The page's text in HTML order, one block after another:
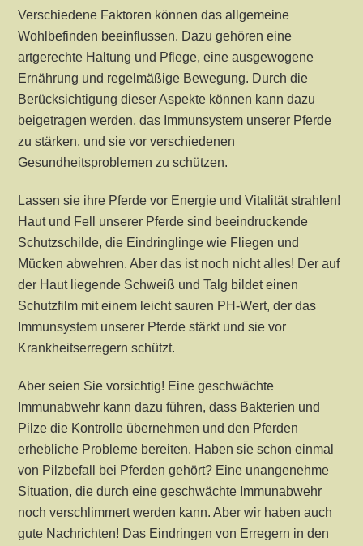
Verschiedene Faktoren können das allgemeine
Wohlbefinden beeinflussen. Dazu gehören eine
artgerechte Haltung und Pflege, eine ausgewogene
Ernährung und regelmäßige Bewegung. Durch die
Berücksichtigung dieser Aspekte können kann dazu
beigetragen werden, das Immunsystem unserer Pferde
zu stärken, und sie vor verschiedenen
Gesundheitsproblemen zu schützen.
Lassen sie ihre Pferde vor Energie und Vitalität strahlen!
Haut und Fell unserer Pferde sind beeindruckende
Schutzschilde, die Eindringlinge wie Fliegen und
Mücken abwehren. Aber das ist noch nicht alles! Der auf
der Haut liegende Schweiß und Talg bildet einen
Schutzfilm mit einem leicht sauren PH-Wert, der das
Immunsystem unserer Pferde stärkt und sie vor
Krankheitserregern schützt.
Aber seien Sie vorsichtig! Eine geschwächte
Immunabwehr kann dazu führen, dass Bakterien und
Pilze die Kontrolle übernehmen und den Pferden
erhebliche Probleme bereiten. Haben sie schon einmal
von Pilzbefall bei Pferden gehört? Eine unangenehme
Situation, die durch eine geschwächte Immunabwehr
noch verschlimmert werden kann. Aber wir haben auch
gute Nachrichten! Das Eindringen von Erregern in den